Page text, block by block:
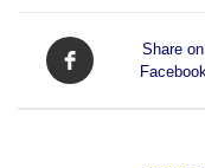
Share on
Facebook